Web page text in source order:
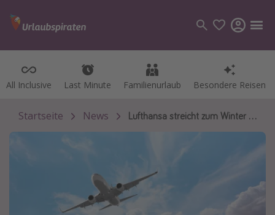
All Inclusive Last Minute Familienurlaub Besondere Reisen
All Inclusive Last Minute Familienurlaub Besondere Reisen
Kategorien
Flüge
Hotel
Startseite News Lufthansa streicht zum Winter weitere Flüge